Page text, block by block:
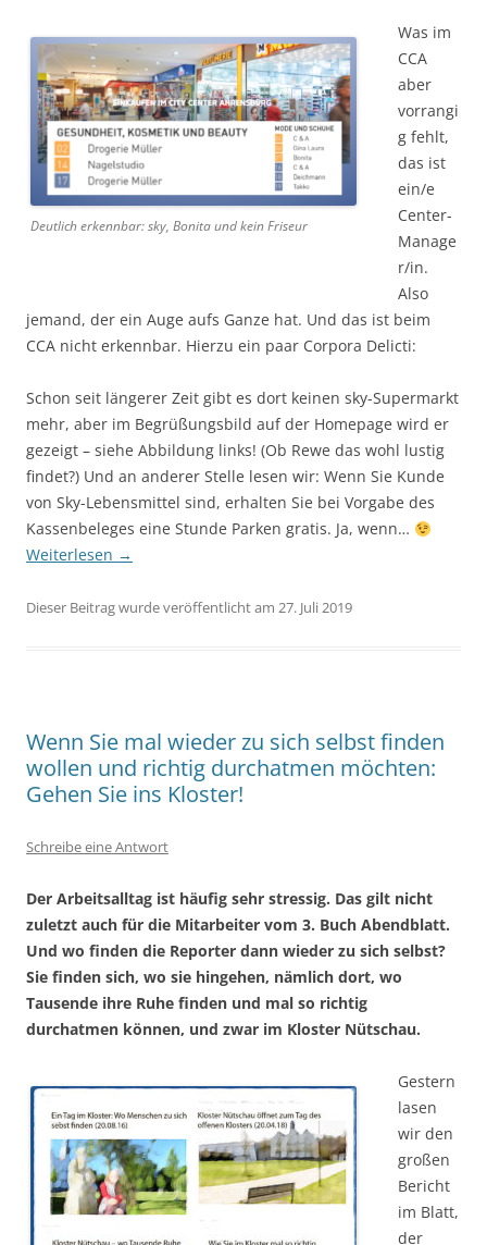
Deutlich erkennbar: sky, Bonita und kein Friseur
Was im
CCA
aber
vorrangi
g fehlt,
das ist
ein/e
Center-
Manage
r/in.
Also
jemand, der ein Auge aufs Ganze hat. Und das ist beim
CCA nicht erkennbar. Hierzu ein paar Corpora Delicti:
Schon seit längerer Zeit gibt es dort keinen sky-Supermarkt
mehr, aber im Begrüßungsbild auf der Homepage wird er
gezeigt – siehe Abbildung links! (Ob Rewe das wohl lustig
findet?) Und an anderer Stelle lesen wir: Wenn Sie Kunde
von Sky-Lebensmittel sind, erhalten Sie bei Vorgabe des
Kassenbeleges eine Stunde Parken gratis. Ja, wenn…
Weiterlesen →
Dieser Beitrag wurde veröffentlicht am 27. Juli 2019
Wenn Sie mal wieder zu sich selbst finden
wollen und richtig durchatmen möchten:
Gehen Sie ins Kloster!
Schreibe eine Antwort
Der Arbeitsalltag ist häufig sehr stressig. Das gilt nicht
zuletzt auch für die Mitarbeiter vom 3. Buch Abendblatt.
Und wo finden die Reporter dann wieder zu sich selbst?
Sie finden sich, wo sie hingehen, nämlich dort, wo
Tausende ihre Ruhe finden und mal so richtig
durchatmen können, und zwar im Kloster Nütschau.
Gestern
lasen
wir den
großen
Bericht
im Blatt,
der